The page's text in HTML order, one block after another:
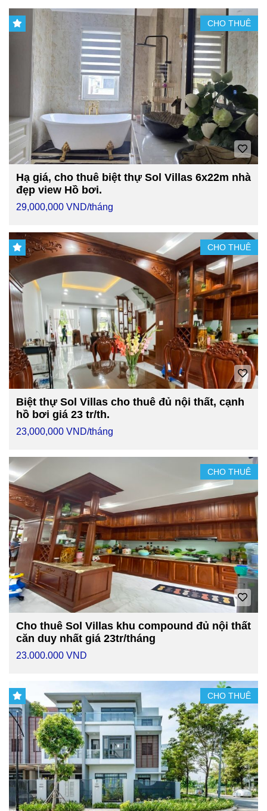
CHO THUÊ
Hạ giá, cho thuê biệt thự Sol Villas 6x22m nhà
đẹp view Hồ bơi.
29,000,000 VND/tháng
CHO THUÊ
Biệt thự Sol Villas cho thuê đủ nội thất, cạnh
hồ bơi giá 23 tr/th.
23,000,000 VND/tháng
CHO THUÊ
Cho thuê Sol Villas khu compound đủ nội thất
căn duy nhất giá 23tr/tháng
23.000.000 VND
CHO THUÊ